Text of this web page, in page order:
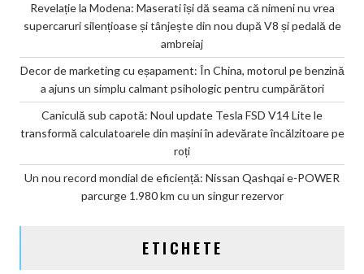
Revelație la Modena: Maserati își dă seama că nimeni nu vrea
supercaruri silențioase și tânjește din nou după V8 și pedală de
ambreiaj
Decor de marketing cu eșapament: În China, motorul pe benzină
a ajuns un simplu calmant psihologic pentru cumpărători
Caniculă sub capotă: Noul update Tesla FSD V14 Lite le
transformă calculatoarele din mașini în adevărate încălzitoare pe
roți
Un nou record mondial de eficiență: Nissan Qashqai e-POWER
parcurge 1.980 km cu un singur rezervor
ETICHETE